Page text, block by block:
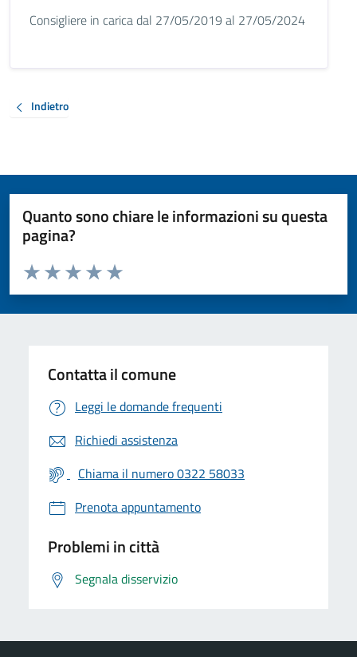
Consigliere in carica dal 27/05/2019 al 27/05/2024
Indietro
Quanto sono chiare le informazioni su questa
pagina?
Valuta da 1 a 5 stelle la pagina
Valuta 5 stelle su 5
Valuta 4 stelle su 5
Valuta 3 stelle su 5
Valuta 2 stelle su 5
Valuta 1 stelle su 5
Contatta il comune
Leggi le domande frequenti
Richiedi assistenza
Chiama il numero 0322 58033
Prenota appuntamento
Problemi in città
Segnala disservizio